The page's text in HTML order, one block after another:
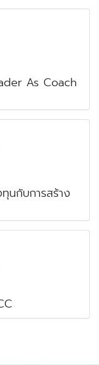
As Coach
นกับการสร้าง